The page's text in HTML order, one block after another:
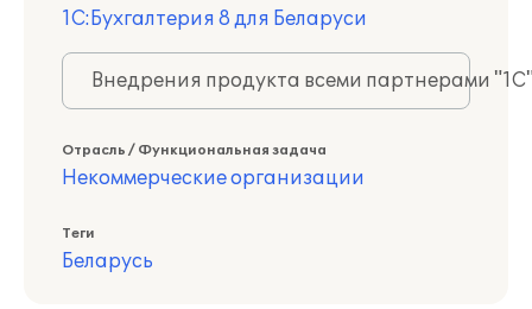
1С:Бухгалтерия 8 для Беларуси
Внедрения продукта всеми партнерами
Отрасль / Функциональная задача
Некоммерческие организации
Теги
Беларусь